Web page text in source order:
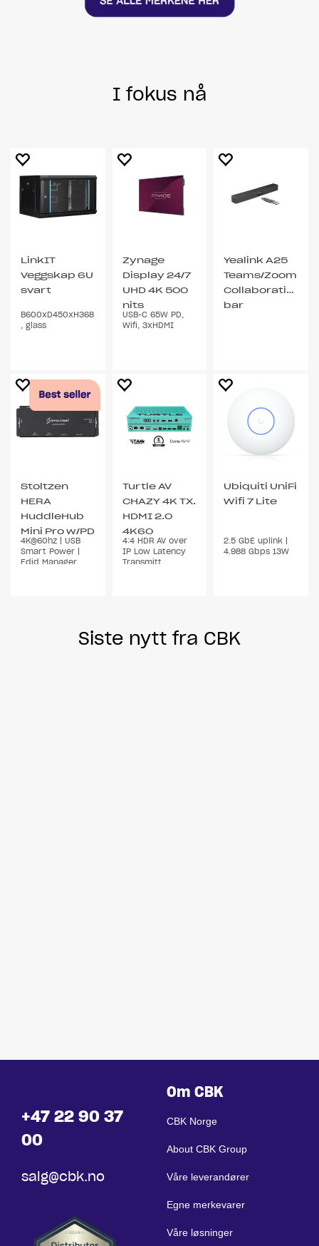
I fokus nå
LinkIT
Veggskap 6U
svart
B600xD450xH368
, glass
Zynage
Display 24/7
UHD 4K 500
nits
USB-C 65W PD,
Wifi, 3xHDMI
Yealink A25
Teams/Zoom
Collaboration
bar
Stoltzen
HERA
HuddleHub
Mini Pro w/PD
in
4K@60hz | USB
Smart Power |
Edid Manager
Turtle AV
CHAZY 4K TX.
HDMI 2.0
4K60
4:4 HDR AV over
IP Low Latency
Transmitt
Ubiquiti UniFi
Wifi 7 Lite
2.5 GbE uplink |
4.988 Gbps 13W
Siste nytt fra CBK
+47 22 90 37
00
salg@cbk.no
Om CBK
CBK Norge
About CBK Group
Våre leverandører
Egne merkevarer
Våre løsninger